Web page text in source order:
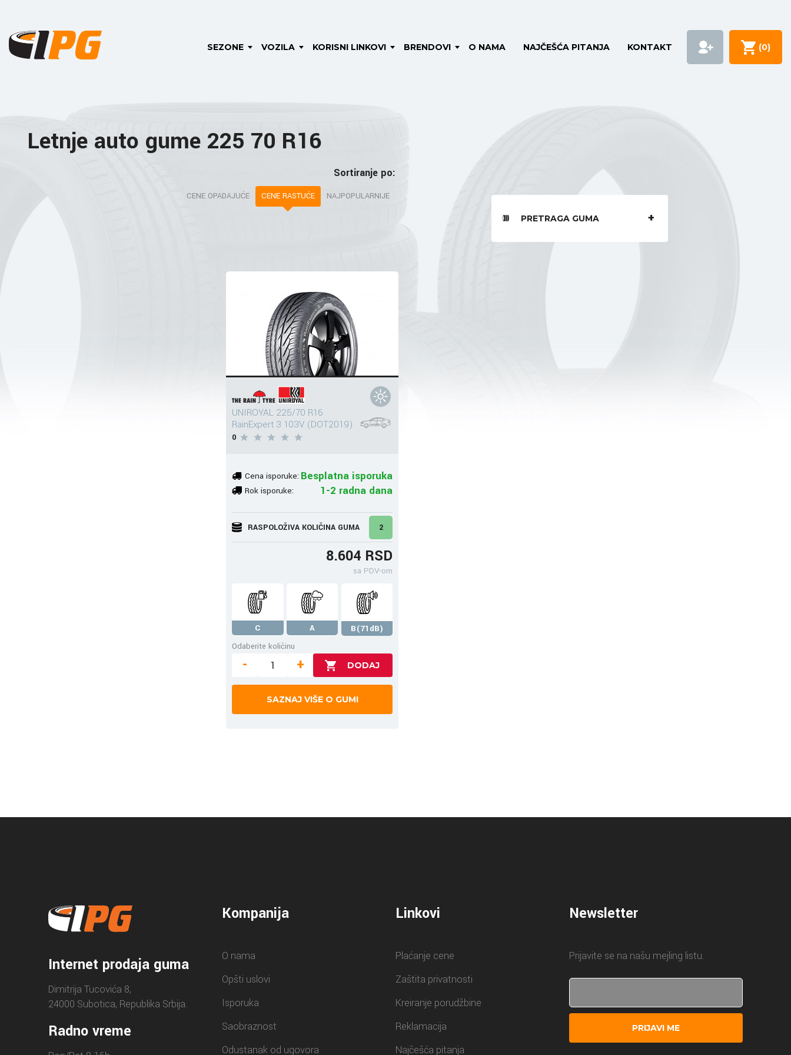
SEZONE VOZILA KORISNI LINKOVI BRENDOVI O NAMA NAJČEŠĆA PITANJA KONTAKT (0)
Letnje auto gume 225 70 R16
Sortiranje po:
CENE OPADAJUĆE CENE RASTUĆE NAJPOPULARNIJE
PRETRAGA GUMA
UNIROYAL 225/70 R16
RainExpert 3 103V (DOT2019)
0
Cena isporuke: Besplatna isporuka
Rok isporuke: 1-2 radna dana
RASPOLOŽIVA KOLIČINA GUMA 2
8.604 RSD
sa PDV-om
C A
B(71dB)
Odaberite količinu
- +
SAZNAJ VIŠE O GUMI
Internet prodaja guma
Dimitrija Tucovića 8,
24000 Subotica, Republika Srbija.
Radno vreme
Kompanija
O nama
Opšti uslovi
Isporuka
Saobraznost
Odustanak od ugovora
Linkovi
Plaćanje cene
Zaštita privatnosti
Kreiranje porudžbine
Reklamacija
Najčešća pitanja
Newsletter
Prijavite se na našu mejling listu.
PRIJAVI ME